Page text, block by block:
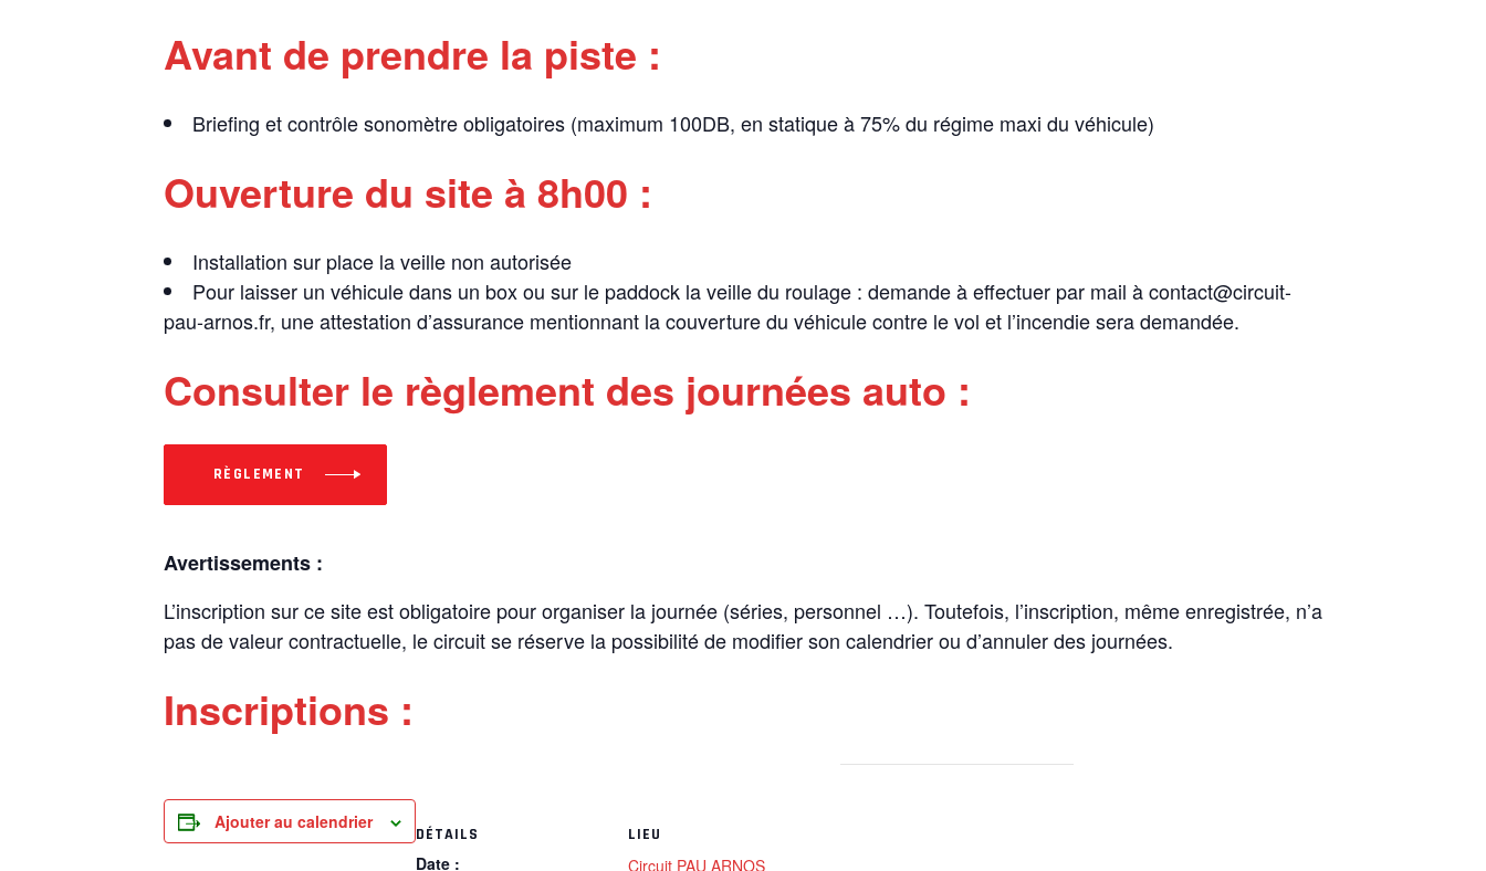
Avant de prendre la piste :
Briefing et contrôle sonomètre obligatoires (maximum 100DB, en statique à 75% du régime maxi du véhicule)
Ouverture du site à 8h00 :
Installation sur place la veille non autorisée
Pour laisser un véhicule dans un box ou sur le paddock la veille du roulage : demande à effectuer par mail à contact@circuit-
pau-arnos.fr, une attestation d’assurance mentionnant la couverture du véhicule contre le vol et l’incendie sera demandée.
Consulter le règlement des journées auto :
RÈGLEMENT
Avertissements :
L’inscription sur ce site est obligatoire pour organiser la journée (séries, personnel …). Toutefois, l’inscription, même enregistrée, n’a
pas de valeur contractuelle, le circuit se réserve la possibilité de modifier son calendrier ou d’annuler des journées.
Inscriptions :
Ajouter au calendrier
DÉTAILS
Date :
LIEU
Circuit PAU ARNOS